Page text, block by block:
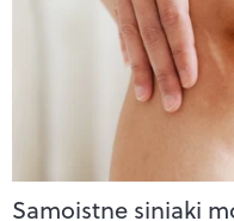
Samoistne siniaki